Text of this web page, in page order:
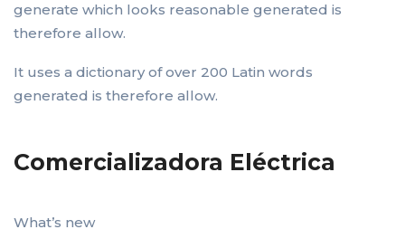
generate which looks reasonable generated is
therefore allow.
It uses a dictionary of over 200 Latin words
generated is therefore allow.
Comercializadora Eléctrica
What’s new